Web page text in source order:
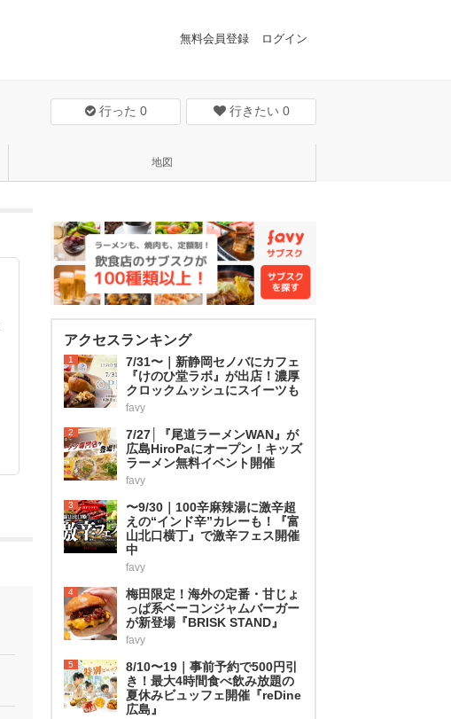
無料会員登録 ログイン
行った 0 行きたい 0
地図
アクセスランキング
1
7/31〜｜新静岡セノバにカフェ
『けのひ堂ラボ』が出店！濃厚
クロックムッシュにスイーツも
favy
2
7/27│『尾道ラーメンWAN』が
広島HiroPaにオープン！キッズ
ラーメン無料イベント開催
favy
3
〜9/30｜100辛麻辣湯に激辛超
えの“インド辛”カレーも！『富
山北口横丁』で激辛フェス開催
中
favy
4
梅田限定！海外の定番・甘じょ
っぱ系ベーコンジャムバーガー
が新登場『BRISK STAND』
favy
5
8/10〜19｜事前予約で500円引
き！最大4時間食べ飲み放題の
夏休みビュッフェ開催『reDine
広島』